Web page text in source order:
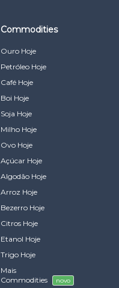
Commodities
Ouro Hoje
Petróleo Hoje
Café Hoje
Boi Hoje
Soja Hoje
Milho Hoje
Ovo Hoje
Açúcar Hoje
Algodão Hoje
Arroz Hoje
Bezerro Hoje
Citros Hoje
Etanol Hoje
Trigo Hoje
Mais
Commodities
novo